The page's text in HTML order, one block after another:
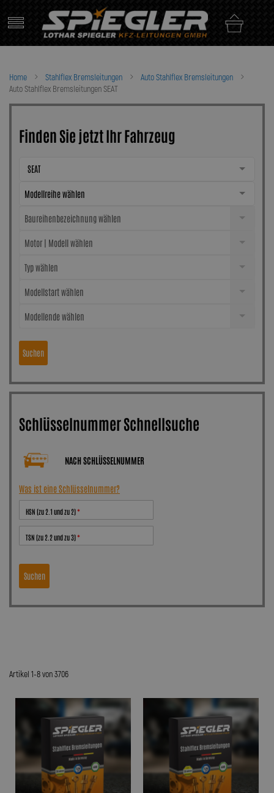
content
Home Stahlflex Bremsleitungen
Auto Stahlflex Bremsleitungen
Auto Stahlflex Bremsleitungen SEAT
Finden Sie jetzt Ihr Fahrzeug
SEAT
Modellreihe wählen
Baureihenbezeichnung wählen
Motor | Modell wählen
Typ wählen
Modellstart wählen
Modellende wählen
Suchen
Schlüsselnummer Schnellsuche
NACH SCHLÜSSELNUMMER
Was ist eine Schlüsselnummer?
HSN (zu 2.1 und zu 2)
TSN (zu 2.2 und zu 3)
Suchen
Artikel 1-8 von 3706